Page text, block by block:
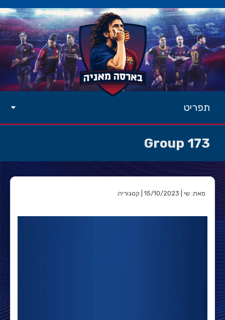
תפריט
Group 173
מאת: שי | 15/10/2023 | קטגוריה: